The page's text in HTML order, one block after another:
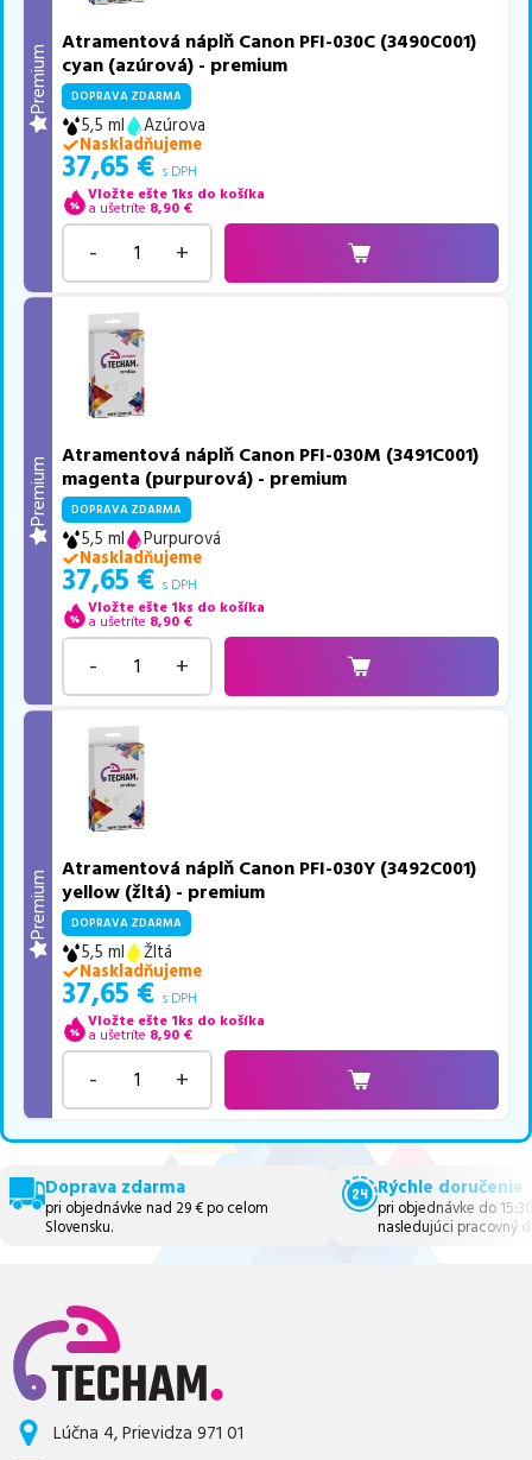
Premium
Atramentová náplň Canon PFI-030C (3490C001)
cyan (azúrová) - premium
DOPRAVA ZDARMA
5,5 ml
Azúrova
Naskladňujeme
37,65 € s DPH
Vložte ešte 1ks do košíka
a ušetríte 8,90 €
- +
Premium
Atramentová náplň Canon PFI-030M (3491C001)
magenta (purpurová) - premium
DOPRAVA ZDARMA
5,5 ml
Purpurová
Naskladňujeme
37,65 € s DPH
Vložte ešte 1ks do košíka
a ušetríte 8,90 €
- +
Premium
Atramentová náplň Canon PFI-030Y (3492C001)
yellow (žltá) - premium
DOPRAVA ZDARMA
5,5 ml
Žltá
Naskladňujeme
37,65 € s DPH
Vložte ešte 1ks do košíka
a ušetríte 8,90 €
- +
Doprava zdarma
pri objednávke nad 29 € po celom
Slovensku.
Rýchle doručenie
pri objednávke do
nasledujúci pracovný
Lúčna 4, Prievidza 971 01